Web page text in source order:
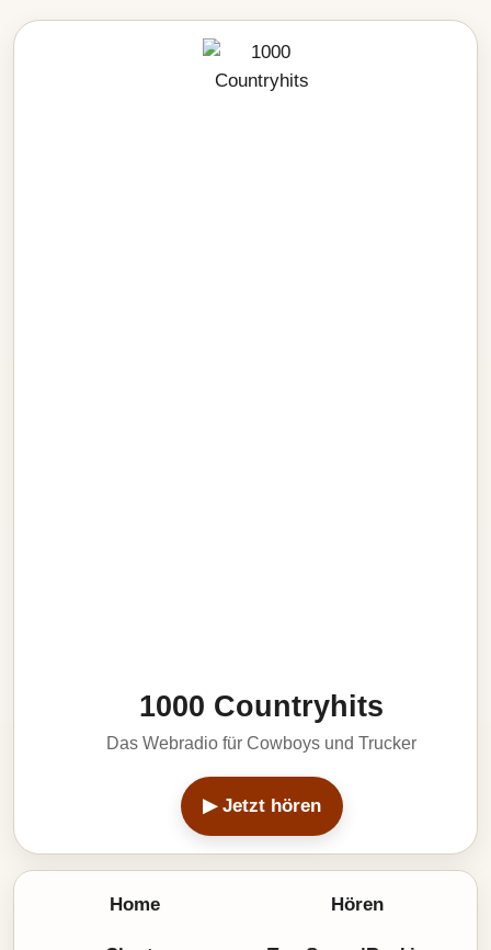
1000 Countryhits
Das Webradio für Cowboys und Trucker
▶ Jetzt hören
Home Hören